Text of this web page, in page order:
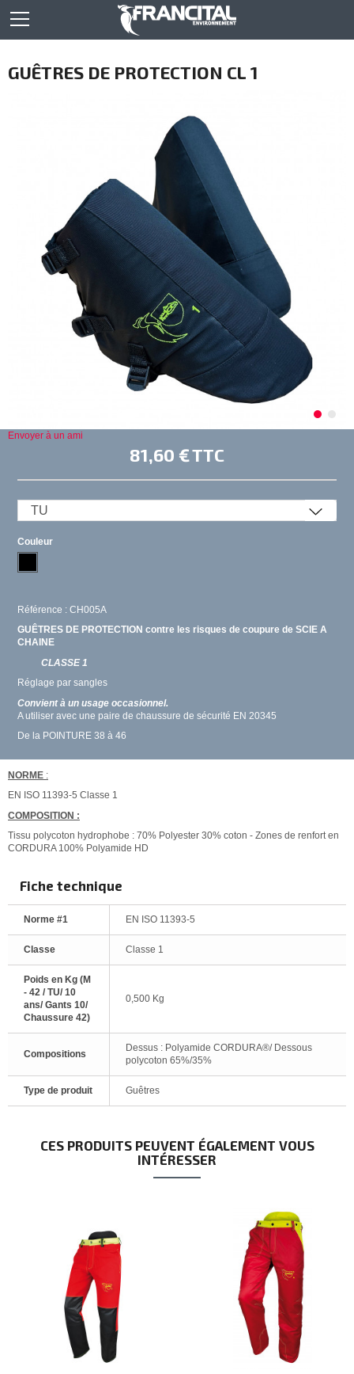
GUÊTRES DE PROTECTION CL 1
Envoyer à un ami
81,60 €TTC
Couleur
Référence : CH005A
GUÊTRES DE PROTECTION contre les risques de coupure de SCIE A
CHAINE
CLASSE 1
Réglage par sangles
Convient à un usage occasionnel.
A utiliser avec une paire de chaussure de sécurité EN 20345
De la POINTURE 38 à 46
NORME :
EN ISO 11393-5 Classe 1
COMPOSITION :
Tissu polycoton hydrophobe : 70% Polyester 30% coton - Zones de renfort en
CORDURA 100% Polyamide HD
Fiche technique
Norme #1 EN ISO 11393-5
Classe Classe 1
Poids en Kg (M
- 42 / TU/ 10
ans/ Gants 10/
Chaussure 42)
0,500 Kg
Compositions
Dessus : Polyamide CORDURA®/ Dessous
polycoton 65%/35%
Type de produit Guêtres
CES PRODUITS PEUVENT ÉGALEMENT VOUS
INTÉRESSER